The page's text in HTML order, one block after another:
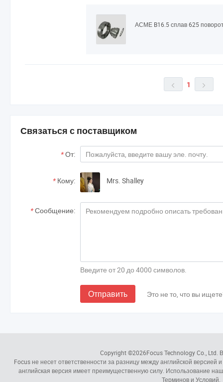
АСМЕ B16.5 сплав 625
 1 
Связаться с поставщиком
*От:
* Кому: Mrs. Shalley
*Сообщение:
Введите от 20 до 4000 символов.
Отправить Это не то, что вы
Copyright ©2026Focus Technology Co., Ltd.
Focus не несет ответственности за разницу между английской
английская версия имеет преимущественную силу. Использование
Терминов и Условий.